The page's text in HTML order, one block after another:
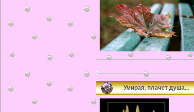
Умирая, плачет душа...